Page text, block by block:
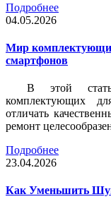
Подробнее
04.05.2026
Мир
смартфонов
В этой
комплектующих
отличать
ремонт
Подробнее
23.04.2026
Как Уменьшить